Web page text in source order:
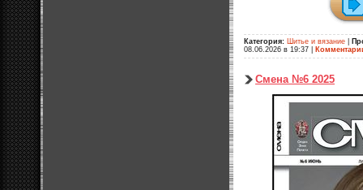
Категория: Шитье и вязание
08.06.2026 в 19:37
Смена №6 2025